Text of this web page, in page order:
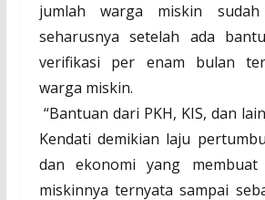
jumlah warga miskin
seharusnya setelah ada
verifikasi per enam bulan
warga miskin.
“Bantuan dari PKH, KIS, dan
Kendati demikian laju
dan ekonomi yang
miskinnya ternyata sampai